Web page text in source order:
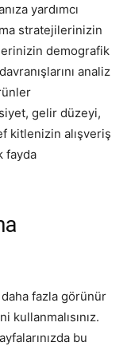
yardımcı
stratejilerinizin
demografik
analiz
gelir düzeyi,
kitlenizin alışveriş
fayda
fazla görünür
kullanmalısınız.
bu